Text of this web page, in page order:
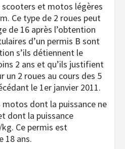
scooters et motos légères
Ce type de 2 roues peut
de 16 après l’obtention
d’un permis B sont
s’ils détiennent le
2 ans et qu’ils justifient
un 2 roues au cours des 5
le 1er janvier 2011.
motos dont la puissance ne
dont la puissance
kg. Ce permis est
18 ans.